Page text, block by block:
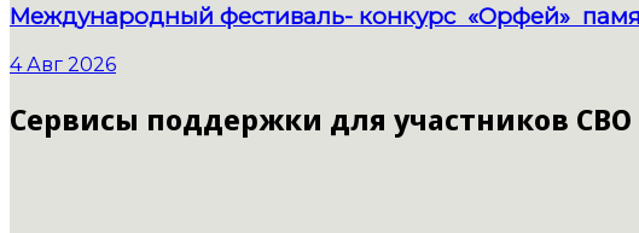
Международный фестиваль- конкурс «Орфей»
4 Авг 2026
Сервисы поддержки для участников СВО